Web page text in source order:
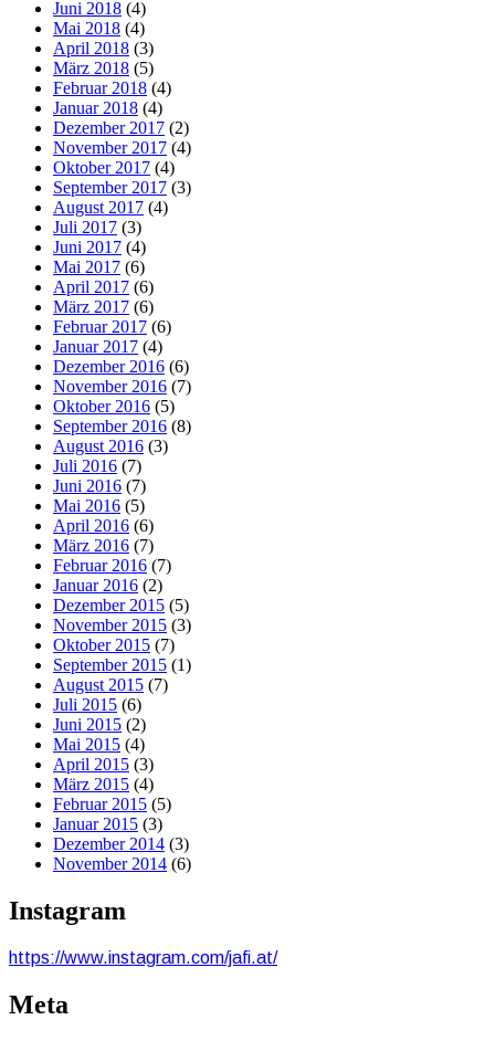
Juni 2018 (4)
Mai 2018 (4)
April 2018 (3)
März 2018 (5)
Februar 2018 (4)
Januar 2018 (4)
Dezember 2017 (2)
November 2017 (4)
Oktober 2017 (4)
September 2017 (3)
August 2017 (4)
Juli 2017 (3)
Juni 2017 (4)
Mai 2017 (6)
April 2017 (6)
März 2017 (6)
Februar 2017 (6)
Januar 2017 (4)
Dezember 2016 (6)
November 2016 (7)
Oktober 2016 (5)
September 2016 (8)
August 2016 (3)
Juli 2016 (7)
Juni 2016 (7)
Mai 2016 (5)
April 2016 (6)
März 2016 (7)
Februar 2016 (7)
Januar 2016 (2)
Dezember 2015 (5)
November 2015 (3)
Oktober 2015 (7)
September 2015 (1)
August 2015 (7)
Juli 2015 (6)
Juni 2015 (2)
Mai 2015 (4)
April 2015 (3)
März 2015 (4)
Februar 2015 (5)
Januar 2015 (3)
Dezember 2014 (3)
November 2014 (6)
Instagram
https://www.instagram.com/jafi.at/
Meta